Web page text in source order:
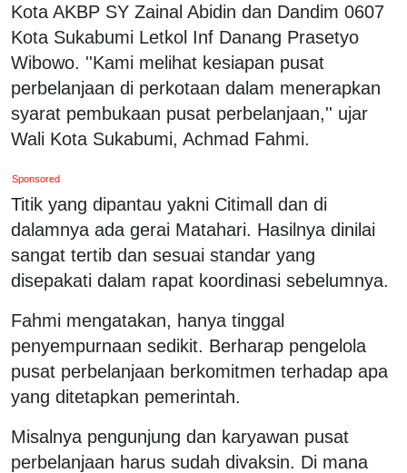
Kota AKBP SY Zainal Abidin dan Dandim 0607
Kota Sukabumi Letkol Inf Danang Prasetyo
Wibowo. ''Kami melihat kesiapan pusat
perbelanjaan di perkotaan dalam menerapkan
syarat pembukaan pusat perbelanjaan,'' ujar
Wali Kota Sukabumi, Achmad Fahmi.
Sponsored
Titik yang dipantau yakni Citimall dan di
dalamnya ada gerai Matahari. Hasilnya dinilai
sangat tertib dan sesuai standar yang
disepakati dalam rapat koordinasi sebelumnya.
Fahmi mengatakan, hanya tinggal
penyempurnaan sedikit. Berharap pengelola
pusat perbelanjaan berkomitmen terhadap apa
yang ditetapkan pemerintah.
Misalnya pengunjung dan karyawan pusat
perbelanjaan harus sudah divaksin. Di mana